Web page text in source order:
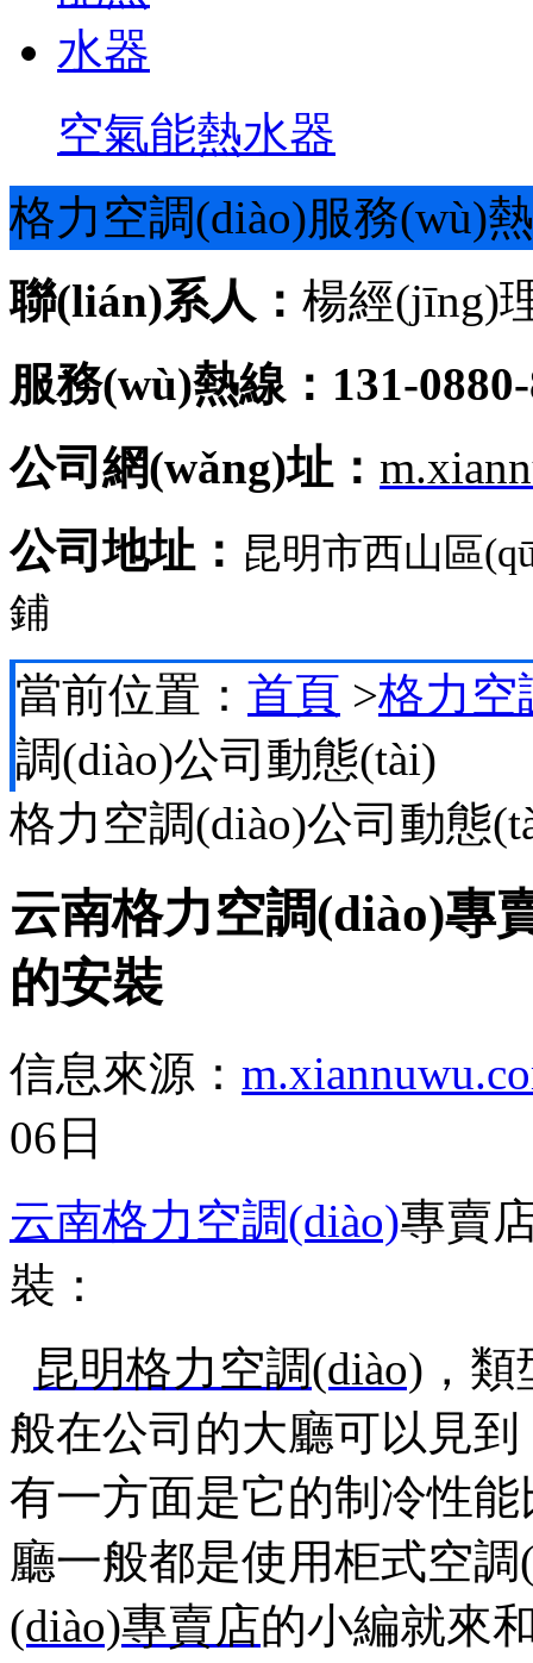
空氣能熱水器
格力空調(diào)服務(wù)
聯(lián)系人： 楊經(jīng)
服務(wù)熱線：131-
公司網(wǎng)址：
公司地址： 昆明市西山區
鋪
當前位置： 首頁 >格力空
調(diào)公司動態(tài)
格力空調(diào)公司動態
云南格力空調(diào)專
的安裝
信息來源：
06日
云南格力空調(diào)專賣
裝：
昆明格力空調(diào) ， 類
般在公司的大廳可以見到
有一方面是它的制冷性能
廳一般都是使用柜式空調
(diào)專賣店的小編就來